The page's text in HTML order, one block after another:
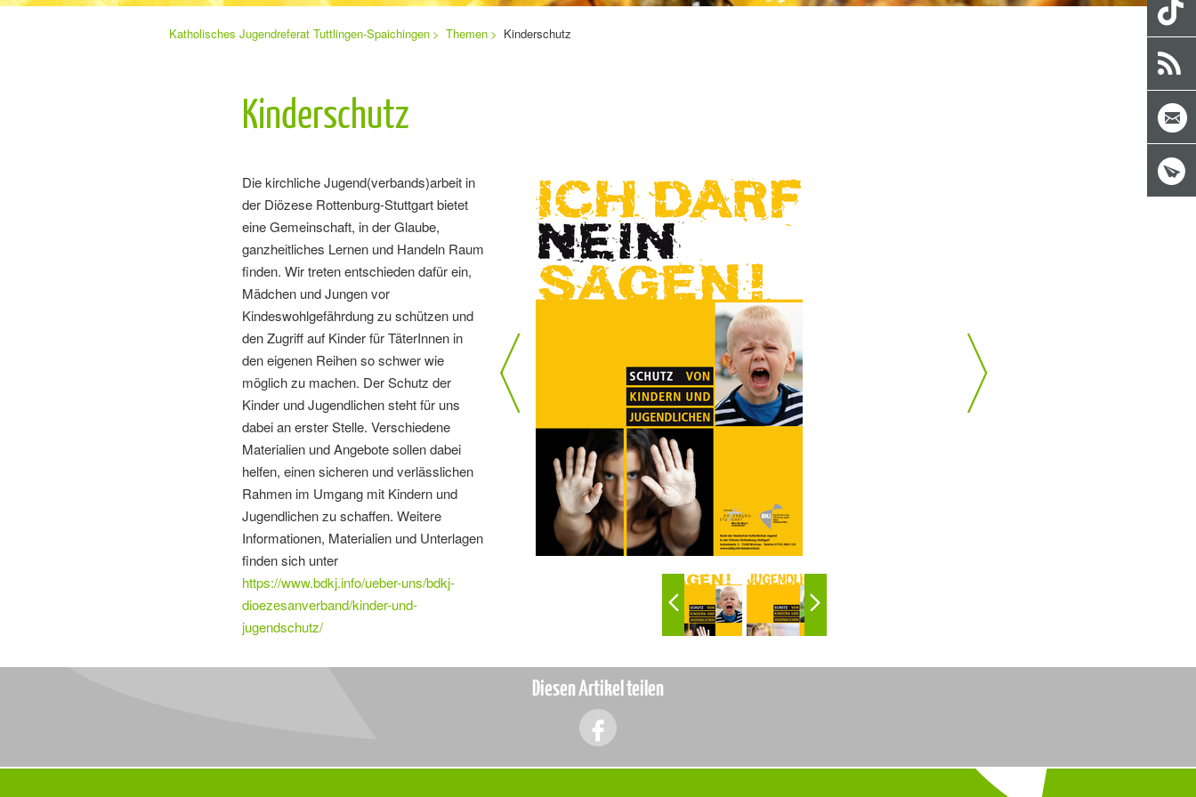
Sie
Navigation
Katholisches Jugendreferat Tuttlingen-Spaichingen Themen Kinderschutz
Kinderschutz
Die kirchliche Jugend(verbands)arbeit in
der Diözese Rottenburg-Stuttgart bietet
eine Gemeinschaft, in der Glaube,
ganzheitliches Lernen und Handeln Raum
finden. Wir treten entschieden dafür ein,
Mädchen und Jungen vor
Kindeswohlgefährdung zu schützen und
den Zugriff auf Kinder für TäterInnen in
den eigenen Reihen so schwer wie
möglich zu machen. Der Schutz der
Kinder und Jugendlichen steht für uns
dabei an erster Stelle. Verschiedene
Materialien und Angebote sollen dabei
helfen, einen sicheren und verlässlichen
Rahmen im Umgang mit Kindern und
Jugendlichen zu schaffen. Weitere
Informationen, Materialien und Unterlagen
finden sich unter
https://www.bdkj.info/ueber-uns/bdkj-
dioezesanverband/kinder-und-
jugendschutz/
Diesen Artikel teilen